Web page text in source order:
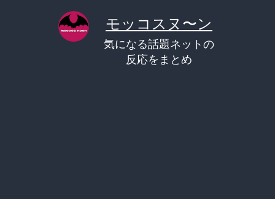
モッコスヌ〜ン
気になる話題ネットの
反応をまとめ